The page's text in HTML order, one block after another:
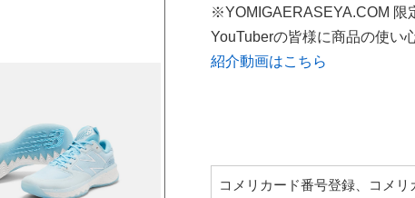
※YOMIGAERASEYA.COM 限
YouTuberの皆様に商品の使い
紹介動画はこちら
コメリカード番号登録、コメ